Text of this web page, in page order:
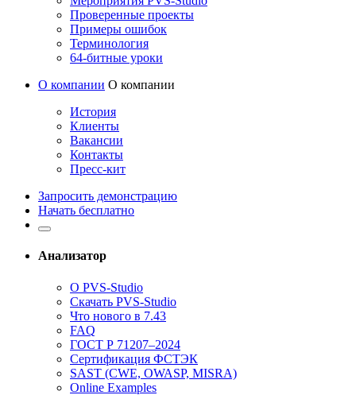
Проверенные проекты
Примеры ошибок
Терминология
64-битные уроки
О компании О компании
История
Клиенты
Вакансии
Контакты
Пресс-кит
Запросить демонстрацию
Начать бесплатно
Анализатор
О PVS-Studio
Скачать PVS-Studio
Что нового в 7.43
FAQ
ГОСТ Р 71207–2024
Сертификация ФСТЭК
SAST (CWE, OWASP, MISRA)
Online Examples